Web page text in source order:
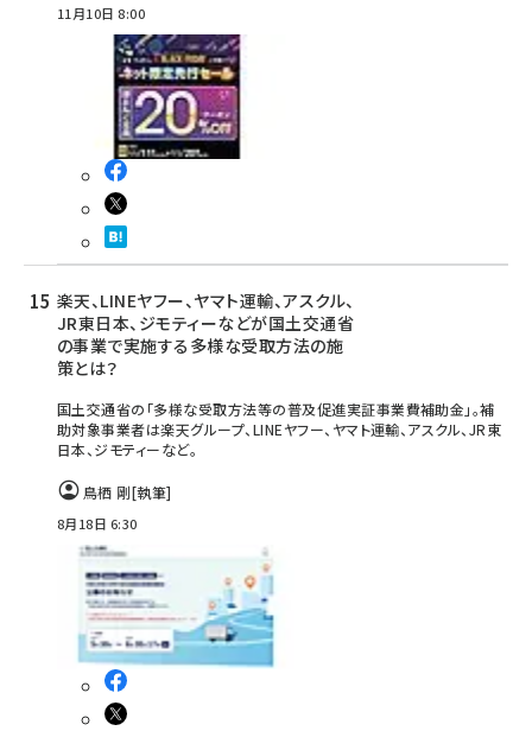
11月10日 8:00
楽天、LINEヤフー、ヤマト運輸、アスクル、
JR東日本、ジモティーなどが国土交通省
の事業で実施する多様な受取方法の施
策とは？
国土交通省の「多様な受取方法等の普及促進実証事業費補助金」。補
助対象事業者は楽天グループ、LINEヤフー、ヤマト運輸、アスクル、JR東
日本、ジモティーなど。
鳥栖 剛[執筆]
8月18日 6:30